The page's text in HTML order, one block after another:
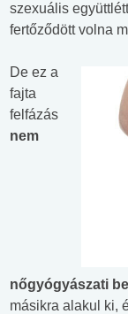
szexuális
fertőződött volna
De ez a
fajta
felfázás
nem
nőgyógyászati
másikra alakul ki,